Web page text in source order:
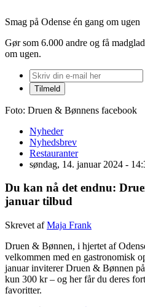
Smag på Odense én gang om ugen
Gør som 6.000 andre og få
om ugen.
Foto: Druen & Bønnens facebook
Nyheder
Nyhedsbrev
Restauranter
søndag, 14. januar 2024 -
Du kan nå det endnu:
januar tilbud
Skrevet afMaja Frank
Druen & Bønnen, i hjertet af
velkommen med en gastronomisk
januar inviterer Druen & Bønnen
kun 300 kr – og her får du deres
favoritter.